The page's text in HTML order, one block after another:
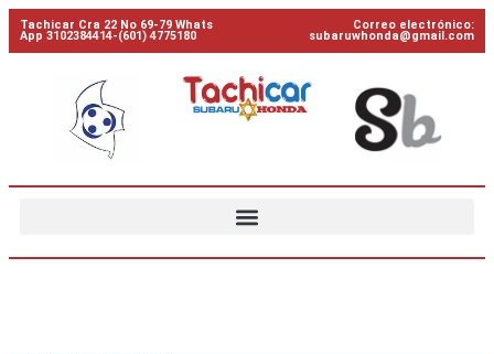
Tachicar Cra 22 No 69-79 Whats
App 3102384414-(601) 4775180
Correo electrónico:
subaruwhonda@gmail.com